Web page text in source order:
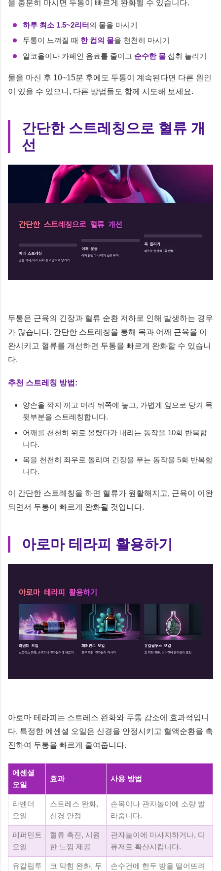
을 충분히 마시면 두통이 빠르게 완화될 수 있습니다.
하루 최소 1.5~2리터의 물을 마시기
두통이 느껴질 때 한 컵의 물을 천천히 마시기
알코올이나 카페인 음료를 줄이고 순수한 물 섭취 늘리기
물을 마신 후 10~15분 후에도 두통이 계속된다면 다른 원인
이 있을 수 있으니, 다른 방법들도 함께 시도해 보세요.
간단한 스트레칭으로 혈류 개
선
두통은 근육의 긴장과 혈류 순환 저하로 인해 발생하는 경우
가 많습니다. 간단한 스트레칭을 통해 목과 어깨 근육을 이
완시키고 혈류를 개선하면 두통을 빠르게 완화할 수 있습니
다.
추천 스트레칭 방법:
양손을 깍지 끼고 머리 뒤쪽에 놓고, 가볍게 앞으로 당겨 목
뒷부분을 스트레칭합니다.
어깨를 천천히 위로 올렸다가 내리는 동작을 10회 반복합
니다.
목을 천천히 좌우로 돌리며 긴장을 푸는 동작을 5회 반복합
니다.
이 간단한 스트레칭을 하면 혈류가 원활해지고, 근육이 이완
되면서 두통이 빠르게 완화될 것입니다.
아로마 테라피 활용하기
아로마 테라피는 스트레스 완화와 두통 감소에 효과적입니
다. 특정한 에센셜 오일은 신경을 안정시키고 혈액순환을 촉
진하여 두통을 빠르게 줄여줍니다.
에센셜
오일
효과 사용 방법
라벤더
오일
스트레스 완화,
신경 안정
손목이나 관자놀이에 소량 발
라줍니다.
페퍼민트
오일
혈류 촉진, 시원
한 느낌 제공
관자놀이에 마사지하거나, 디
퓨저로 확산시킵니다.
유칼립투
코 막힘 완화, 두
손수건에 한두 방울 떨어뜨려